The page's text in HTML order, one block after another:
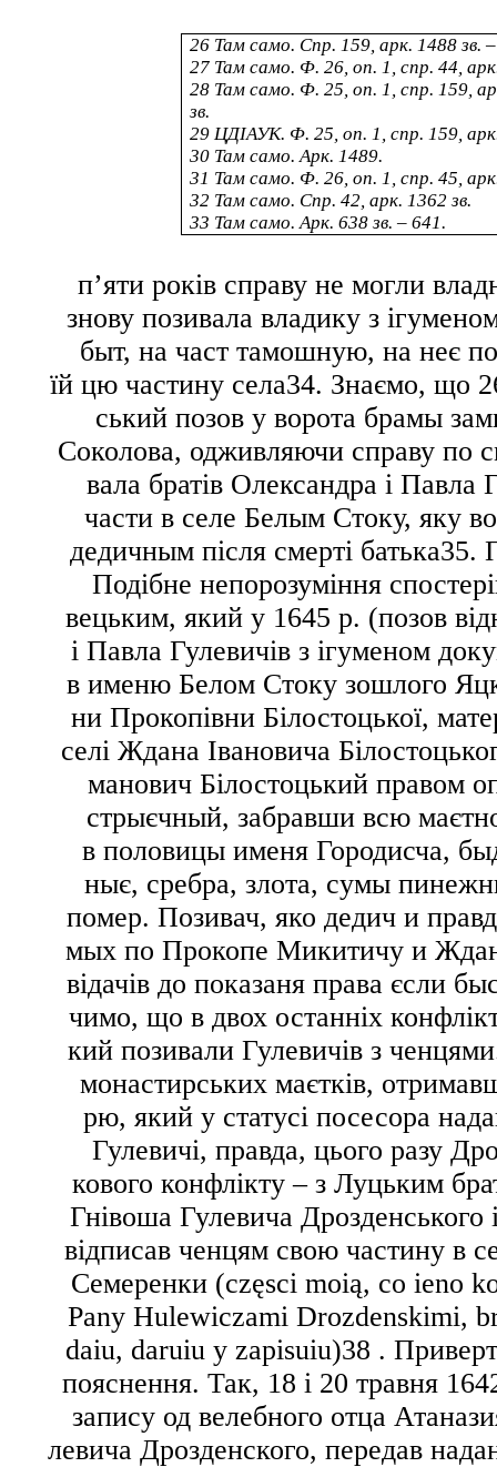
26 Там само. Спр. 159, арк. 1488 зв.
27 Там само. Ф. 26, оп. 1, спр. 44,
28 Там само. Ф. 25, оп. 1, спр. 159,
зв.
29 ЦДІАУК. Ф. 25, оп. 1, спр. 159,
30 Там само. Арк. 1489.
31 Там само. Ф. 26, оп. 1, спр. 45,
32 Там само. Спр. 42, арк. 1362 зв.
33 Там само. Арк. 638 зв. – 641.
п’яти років справу не могли
знову позивала владику з
быт, на част тамошную, на неє
їй цю частину села34. Знаємо, що
ський позов у ворота брамы
Соколова, одживляючи справу по
вала братів Олександра і Павла
части в селе Белым Стоку, яку
дедичным після смерті батька35.
Подібне непорозуміння
вецьким, який у 1645 р. (позов
і Павла Гулевичів з ігуменом
в именю Белом Стоку зошлого
ни Прокопівни Білостоцької,
селі Ждана Івановича
манович Білостоцький правом
стрыєчный, забравши всю
в половицы именя Городисча,
ныє, сребра, злота, сумы
помер. Позивач, яко дедич и
мых по Прокопе Микитичу и
відачів до показаня права єсли
чимо, що в двох останніх
кий позивали Гулевичів з
монастирських маєтків,
рю, який у статусі посесора
Гулевичі, правда, цього разу
кового конфлікту – з Луцьким
Гнівоша Гулевича Дрозденського
відписав ченцям свою частину в
Семеренки (częsci moią, co ieno
Pany Hulewiczami Drozdenskimi,
daiu, daruiu y zapisuiu)38 .
пояснення. Так, 18 і 20 травня
запису од велебного отца
левича Дрозденского, передав